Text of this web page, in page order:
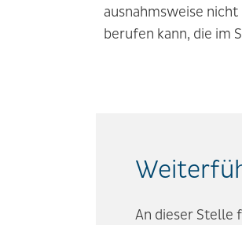
ausnahmsweise
berufen kann, die im
An dieser Stelle